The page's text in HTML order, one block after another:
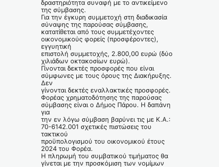
δραστηριότητα συναφή με το αντικείμενο
της σύμβασης.
Για την έγκυρη συμμετοχή στη διαδικασία
σύναψης της παρούσας σύμβασης,
κατατίθεται από τους συμμετέχοντες
οικονομικούς φορείς (προσφέροντες),
εγγυητική
επιστολή συμμετοχής, 2.800,00 ευρώ (δύο
χιλιάδων οκτακοσίων ευρώ).
Γίνονται δεκτές προσφορές που είναι
σύμφωνες με τους όρους της Διακήρυξης.
Δεν
γίνονται δεκτές εναλλακτικές προσφορές.
Φορέας χρηματοδότησης της παρούσας
σύμβασης είναι ο Δήμος Πάρου. Η δαπάνη
για
την εν λόγω σύμβαση βαρύνει τις με Κ.Α.:
70-6142.001 σχετικές πιστώσεις του
τακτικού
προϋπολογισμού του οικονομικού έτους
2024 του Φορέα.
Η πληρωμή του συμβατικού τιμήματος θα
γίνεται με την προσκόμιση των νομίμων